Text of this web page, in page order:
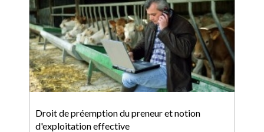
Droit de préemption du preneur et notion
d'exploitation effective